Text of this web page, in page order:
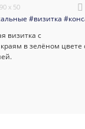
90 x 50
#визитка